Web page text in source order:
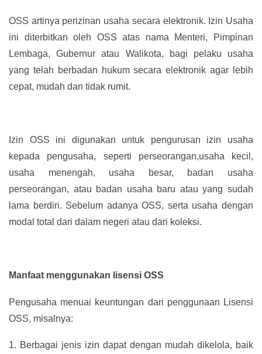
OSS artinya perizinan usaha secara elektronik. Izin Usaha
ini diterbitkan oleh OSS atas nama Menteri, Pimpinan
Lembaga, Gubernur atau Walikota, bagi pelaku usaha
yang telah berbadan hukum secara elektronik agar lebih
cepat, mudah dan tidak rumit.
Izin OSS ini digunakan untuk pengurusan izin usaha
kepada pengusaha, seperti perseorangan,usaha kecil,
usaha menengah, usaha besar, badan usaha
perseorangan, atau badan usaha baru atau yang sudah
lama berdiri. Sebelum adanya OSS, serta usaha dengan
modal total dari dalam negeri atau dari koleksi.
Manfaat menggunakan lisensi OSS
Pengusaha menuai keuntungan dari penggunaan Lisensi
OSS, misalnya:
1. Berbagai jenis izin dapat dengan mudah dikelola, baik